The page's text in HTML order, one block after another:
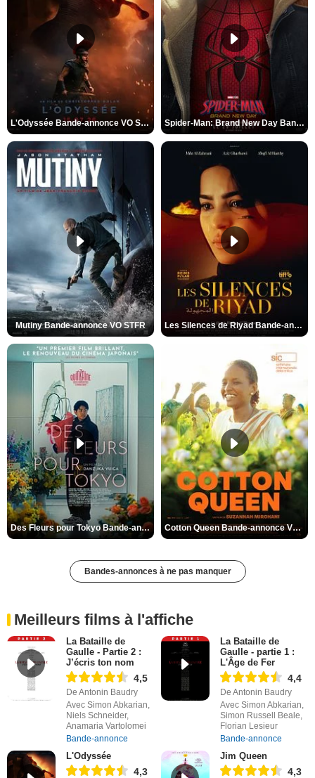
L'Odyssée Bande-annonce VO STFR Spider-Man: Brand New Day Bande-annonce VO STFR
Mutiny Bande-annonce VO STFR Les Silences de Riyad Bande-annonce VO STFR
Des Fleurs pour Tokyo Bande-annonce VO STFR Cotton Queen Bande-annonce VO STFR
Bandes-annonces à ne pas manquer
Meilleurs films à l'affiche
La Bataille de
Gaulle - Partie 2 :
J’écris ton nom
4,5
De Antonin Baudry
Avec Simon Abkarian,
Niels Schneider,
Anamaria Vartolomei
Bande-annonce
La Bataille de
Gaulle - partie 1 :
L'Âge de Fer
4,4
De Antonin Baudry
Avec Simon Abkarian,
Simon Russell Beale,
Florian Lesieur
Bande-annonce
L'Odyssée
4,3
Jim Queen
4,3